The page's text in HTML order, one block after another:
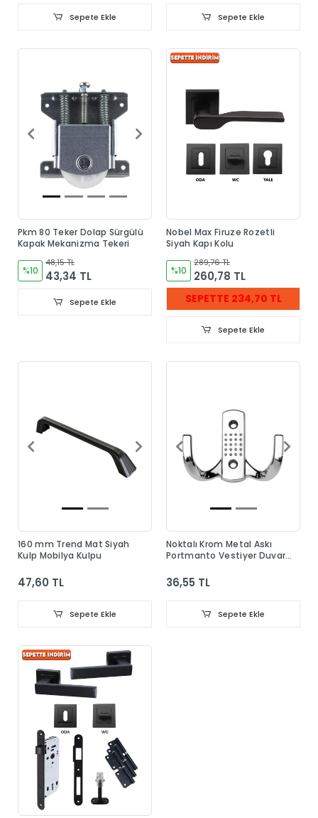
Sepete Ekle Sepete Ekle
Pkm 80 Teker Dolap Sürgülü
Kapak Mekanizma Tekeri
%10
48,15 TL
43,34 TL
Sepete Ekle
Nobel Max Firuze Rozetli
Siyah Kapı Kolu
%10
289,76 TL
260,78 TL
SEPETTE 234,70 TL
Sepete Ekle
160 mm Trend Mat Siyah
Kulp Mobilya Kulpu
47,60 TL
Sepete Ekle
Noktalı Krom Metal Askı
Portmanto Vestiyer Duvar
36,55 TL
Sepete Ekle